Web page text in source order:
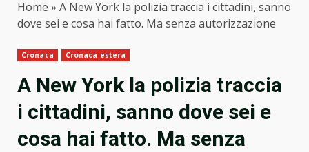
Home » A New York la polizia traccia i cittadini, sanno
dove sei e cosa hai fatto. Ma senza autorizzazione
Cronaca Cronaca estera
A New York la polizia traccia
i cittadini, sanno dove sei e
cosa hai fatto. Ma senza